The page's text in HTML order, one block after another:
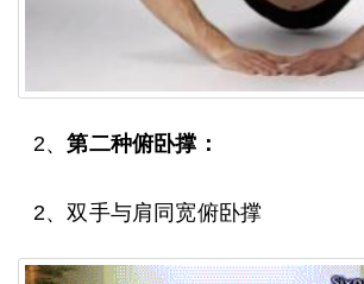
2、第二种俯卧撑：
2、双手与肩同宽俯卧撑